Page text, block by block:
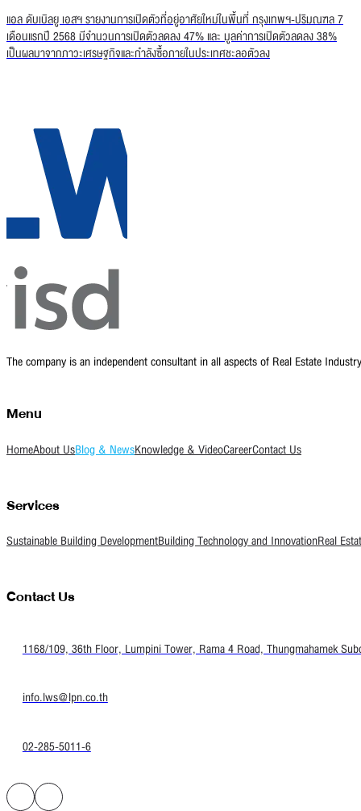
แอล ดับเบิลยู เอสฯ รายงานการเปิดตัวที่อยู่อาศัยใหม่ในพื้นที่ กรุงเทพฯ-ปริมณฑล 7
เดือนแรกปี 2568 มีจำนวนการเปิดตัวลดลง 47% และ มูลค่าการเปิดตัวลดลง 38%
เป็นผลมาจากภาวะเศรษฐกิจและกำลังซื้อภายในประเทศชะลอตัวลง
The company is an independent consultant in all aspects of Real Estate
Menu
HomeAbout UsBlog & NewsKnowledge & VideoCareerContact Us
Services
Sustainable Building DevelopmentBuilding Technology and InnovationReal
Contact Us
1168/109, 36th Floor, Lumpini Tower, Rama 4 Road, Thungmahamek
info.lws@lpn.co.th
02-285-5011-6